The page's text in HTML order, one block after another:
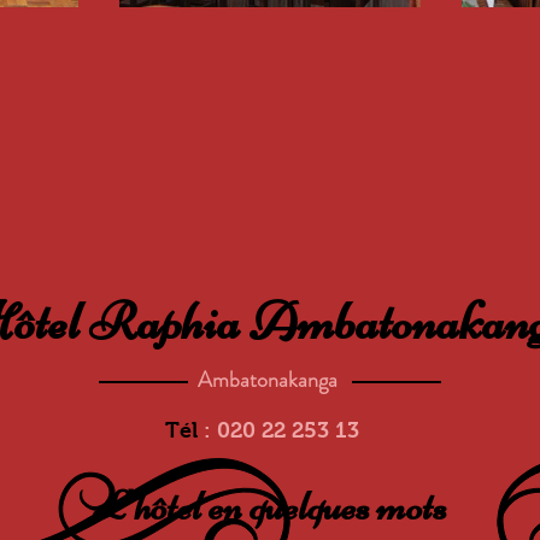
Raphia
Ambatonakanga
Tél : 020 22 253 13
L'hôtel en quelques mots